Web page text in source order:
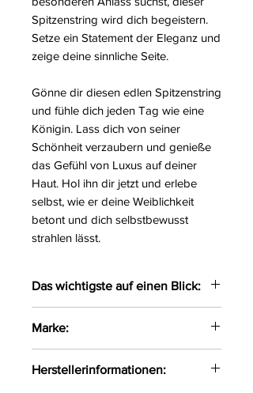
Spitzenstring wird dich begeistern.
Setze ein Statement der Eleganz und
zeige deine sinnliche Seite.
Gönne dir diesen edlen Spitzenstring
und fühle dich jeden Tag wie eine
Königin. Lass dich von seiner
Schönheit verzaubern und genieße
das Gefühl von Luxus auf deiner
Haut. Hol ihn dir jetzt und erlebe
selbst, wie er deine Weiblichkeit
betont und dich selbstbewusst
strahlen lässt.
Das wichtigste auf einen Blick:
aus zarten Materialien
Das weiche Material liegt
angenehmen auf der Haut
Marke:
Herstellerinformationen: